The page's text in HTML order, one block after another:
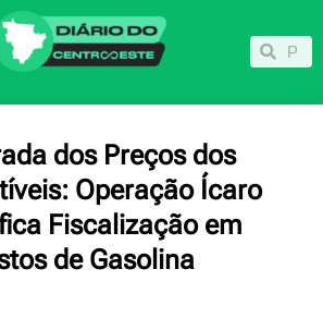
Pesquisar
dos Preços dos
Operação Ícaro
Fiscalização em
de Gasolina